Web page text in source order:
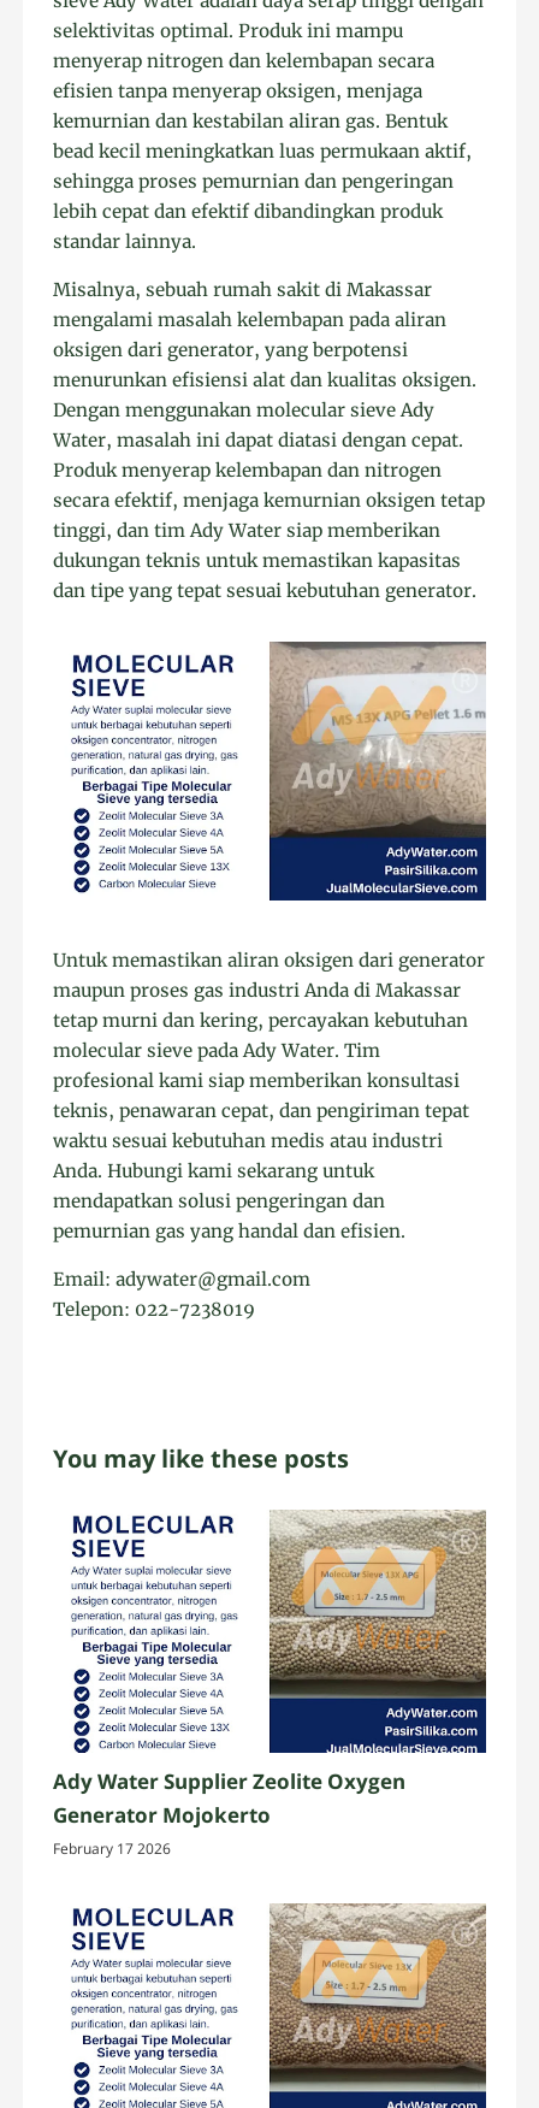
selektivitas optimal. Produk ini mampu
menyerap nitrogen dan kelembapan secara
efisien tanpa menyerap oksigen, menjaga
kemurnian dan kestabilan aliran gas. Bentuk
bead kecil meningkatkan luas permukaan aktif,
sehingga proses pemurnian dan pengeringan
lebih cepat dan efektif dibandingkan produk
standar lainnya.
Misalnya, sebuah rumah sakit di Makassar
mengalami masalah kelembapan pada aliran
oksigen dari generator, yang berpotensi
menurunkan efisiensi alat dan kualitas oksigen.
Dengan menggunakan molecular sieve Ady
Water, masalah ini dapat diatasi dengan cepat.
Produk menyerap kelembapan dan nitrogen
secara efektif, menjaga kemurnian oksigen tetap
tinggi, dan tim Ady Water siap memberikan
dukungan teknis untuk memastikan kapasitas
dan tipe yang tepat sesuai kebutuhan generator.
Untuk memastikan aliran oksigen dari generator
maupun proses gas industri Anda di Makassar
tetap murni dan kering, percayakan kebutuhan
molecular sieve pada Ady Water. Tim
profesional kami siap memberikan konsultasi
teknis, penawaran cepat, dan pengiriman tepat
waktu sesuai kebutuhan medis atau industri
Anda. Hubungi kami sekarang untuk
mendapatkan solusi pengeringan dan
pemurnian gas yang handal dan efisien.
Email: adywater@gmail.com
Telepon: 022-7238019
You may like these posts
Ady Water Supplier Zeolite Oxygen
Generator Mojokerto
February 17 2026